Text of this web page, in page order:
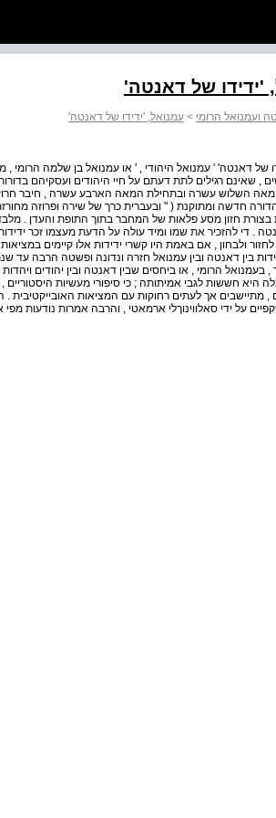
'ידידו של דאנטה'
ועמנואל הרומי > עמנואל, 'ידידו של דאנטה'
של דאנטה' ' עמנואל היהודי , ' או עמנואל בן שלמה הרומי ,
, שאינם רגילים לתת דעתם על חיי היהודים ועסקיהם בדורות
השלוש עשרה ובתחילת המאה הארבע עשרה , חיבר
חדשה ומתוקנת ( " ובעברית כרך של שירה ופרוזה
חזון מסע פלאות של המחבר בתוך התופת והעדן . מלבד
. די להזכיר את שמו ומיד עולה על הדעת מעצמו זכר
ולבחון , אם באמת היו קשרי ידידות אלו קיימים
בין דאנטה ובין עמנואל חזרה ונדונה ופשטה הרבה עד
בעמנואל הרומי , או ביחסים שבין דאנטה ובין יהודים
היא חששות לגבי אמיתותה ; כי סיפורי מעשיות היסטוריים ,
, מתיישבים אך לעתים רחוקות עם המציאות האובייקטיבית .
על ידי סאלווינוךלי ארמאטי , והרבה אמרות נודעות